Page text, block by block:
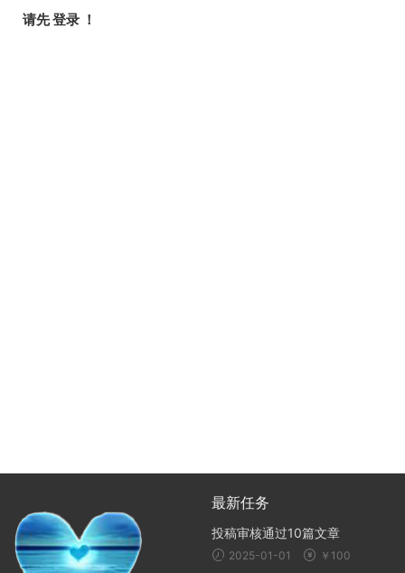
请先登录 ！
最新任务
投稿审核通过10篇文章
2025-01-01 ￥100